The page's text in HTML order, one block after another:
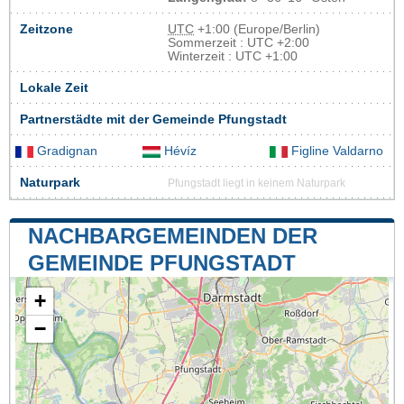
Zeitzone UTC +1:00 (Europe/Berlin)
Sommerzeit : UTC +2:00
Winterzeit : UTC +1:00
Lokale Zeit
Partnerstädte mit der Gemeinde Pfungstadt
Gradignan Hévíz Figline Valdarno
Naturpark Pfungstadt liegt in keinem Naturpark
NACHBARGEMEINDEN DER
GEMEINDE PFUNGSTADT
+
−